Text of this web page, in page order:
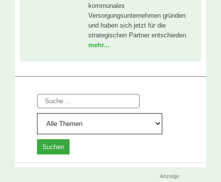
kommunales
Versorgungsunternehmen gründen
und haben sich jetzt für die
strategischen Partner entschieden.
mehr...
Suche
Anzeige